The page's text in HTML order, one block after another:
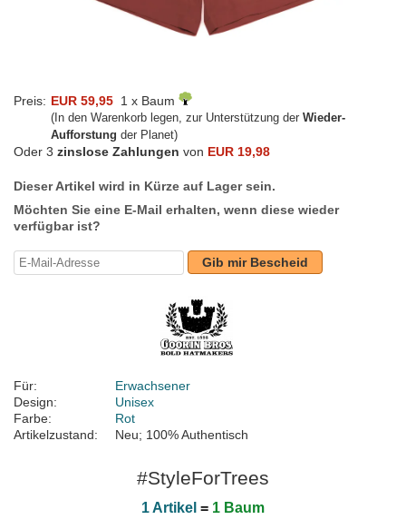
Preis: EUR 59,95 1 x Baum
(In den Warenkorb legen, zur Unterstützung der Wieder-
Aufforstung der Planet)
Oder 3 zinslose Zahlungen von EUR 19,98
Dieser Artikel wird in Kürze auf Lager sein.
Möchten Sie eine E-Mail erhalten, wenn diese wieder
verfügbar ist?
Gib mir Bescheid
Für:
Erwachsener
Design:
Unisex
Farbe:
Rot
Artikelzustand:
Neu; 100% Authentisch
#StyleForTrees
1 Artikel = 1 Baum